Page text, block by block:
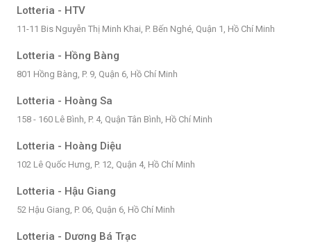
Lotteria - HTV
11-11 Bis Nguyễn Thị Minh Khai, P. Bến Nghé, Quận 1, Hồ Chí Minh
Lotteria - Hồng Bàng
801 Hồng Bàng, P. 9, Quận 6, Hồ Chí Minh
Lotteria - Hoàng Sa
158 - 160 Lê Bình, P. 4, Quận Tân Bình, Hồ Chí Minh
Lotteria - Hoàng Diệu
102 Lê Quốc Hưng, P. 12, Quận 4, Hồ Chí Minh
Lotteria - Hậu Giang
52 Hậu Giang, P. 06, Quận 6, Hồ Chí Minh
Lotteria - Dương Bá Trạc